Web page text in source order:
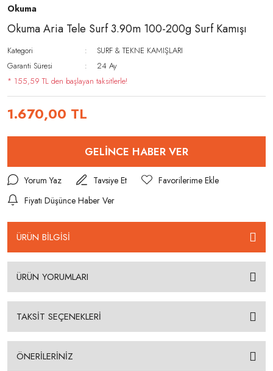
Okuma
Okuma Aria Tele Surf 3.90m 100-200g Surf Kamışı
Kategori
SURF & TEKNE KAMIŞLARI
Garanti Süresi
24 Ay
* 155,59 TL den başlayan taksitlerle!
1.670,00 TL
GELİNCE HABER VER
Yorum Yaz
Tavsiye Et
Fiyatı Düşünce Haber Ver
ÜRÜN BİLGİSİ
ÜRÜN YORUMLARI
TAKSİT SEÇENEKLERİ
ÖNERİLERİNİZ